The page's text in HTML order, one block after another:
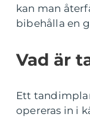
kan man
bibehålla en
Vad är
Ett
opereras in i